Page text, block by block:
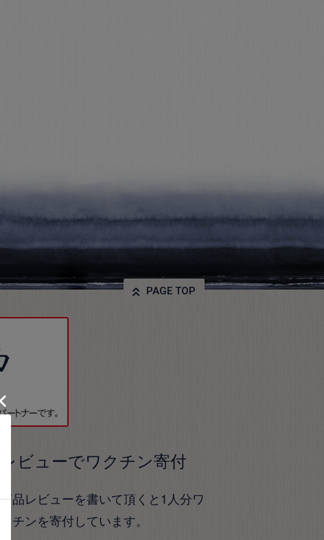
PAGE TOP
レビューでワクチン寄付
商品レビューを書いて頂くと1人分ワ
クチンを寄付しています。